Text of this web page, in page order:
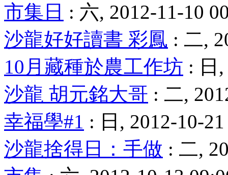
市集日 : 六, 2012-11-10
沙龍好好讀書 彩鳳 : 二,
10月藏種於農工作坊 : 日
沙龍 胡元銘大哥 : 二,
幸福學#1 : 日, 2012-10-
沙龍捨得日：手做 : 二,